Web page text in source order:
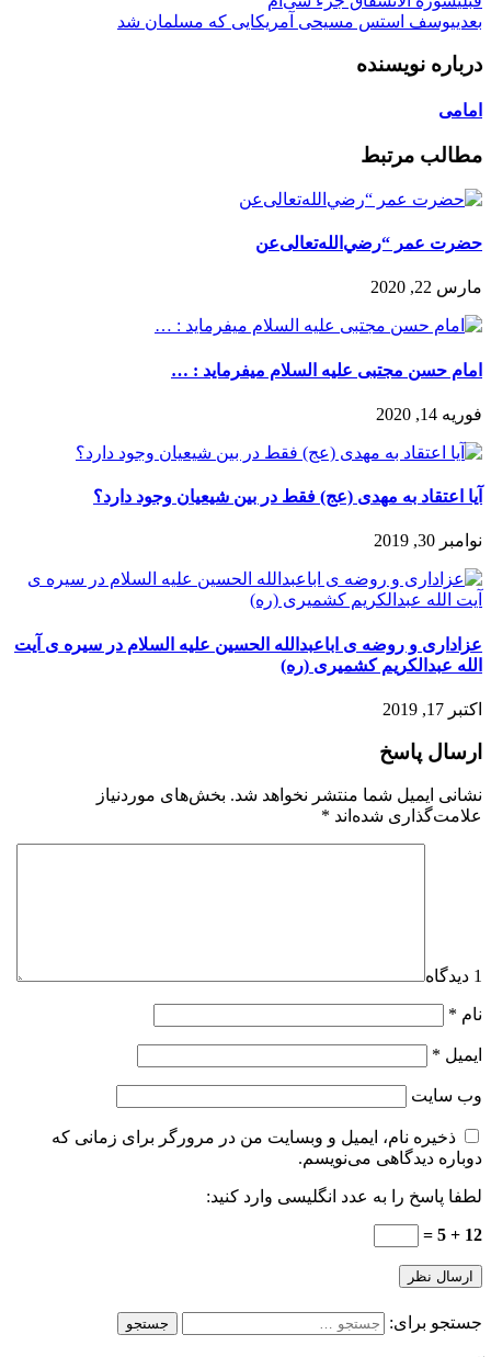
بعدییوسف استس مسیحی آمریکایی که مسلمان شد
درباره نویسنده
امامی
مطالب مرتبط
حضرت عمر “رضي‌الله‌تعالی‌عن
مارس 22, 2020
امام حسن مجتبی علیه السلام میفرماید : …
فوریه 14, 2020
آیا اعتقاد به مهدی (عج) فقط در بین شیعیان وجود دارد؟
نوامبر 30, 2019
عزاداری و روضه ی اباعبدالله الحسین علیه السلام در سیره ی آیت
الله عبدالکریم کشمیری (ره)
اکتبر 17, 2019
ارسال پاسخ
نشانی ایمیل شما منتشر نخواهد شد. بخش‌های موردنیاز
علامت‌گذاری شده‌اند *
1 دیدگاه
نام *
ایمیل *
وب‌ سایت
ذخیره نام، ایمیل و وبسایت من در مرورگر برای زمانی که
دوباره دیدگاهی می‌نویسم.
لطفا پاسخ را به عدد انگلیسی وارد کنید:
12 + 5 =
جستجو برای: